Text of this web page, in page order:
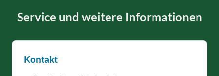
Service und weitere Informationen
Kontakt